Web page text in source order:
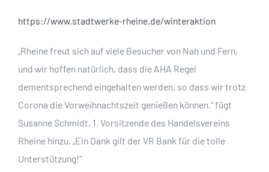
https://www.stadtwerke-rheine.de/winteraktion
„Rheine freut sich auf viele Besucher von Nah und Fern,
und wir hoffen natürlich, dass die AHA Regel
dementsprechend eingehalten werden, so dass wir trotz
Corona die Vorweihnachtszeit genießen können.“ fügt
Susanne Schmidt, 1. Vorsitzende des Handelsvereins
Rheine hinzu. „Ein Dank gilt der VR Bank für die tolle
Unterstützung!“